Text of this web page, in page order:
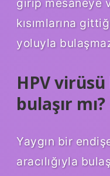
kısımlarına
yoluyla
HPV
bulaşır mı?
Yaygın bir
aracılığıyla